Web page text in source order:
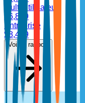
Multi-utilisateur
6,899
Entreprise
$ 8,499
Voir le rapport